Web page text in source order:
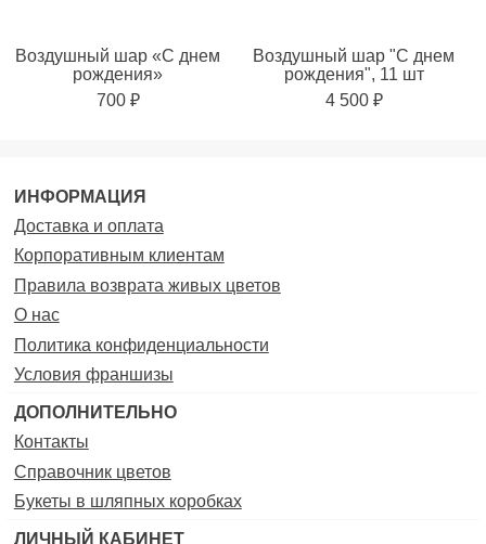
Воздушный шар «С днем
рождения»
700 ₽
Воздушный шар "С днем
рождения", 11 шт
4 500 ₽
ИНФОРМАЦИЯ
Доставка и оплата
Корпоративным клиентам
Правила возврата живых цветов
О нас
Политика конфиденциальности
Условия франшизы
ДОПОЛНИТЕЛЬНО
Контакты
Справочник цветов
Букеты в шляпных коробках
ЛИЧНЫЙ КАБИНЕТ